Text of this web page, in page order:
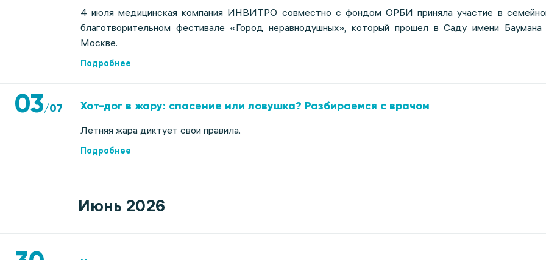
4 июля медицинская компания ИНВИТРО совместно с фондом ОРБИ приняла участие в
благотворительном фестивале «Город неравнодушных», который прошел в Саду имени Баумана
Москве.
Подробнее
03/07 Хот-дог в жару: спасение или ловушка? Разбираемся с врачом
Летняя жара диктует свои правила.
Подробнее
Июнь 2026